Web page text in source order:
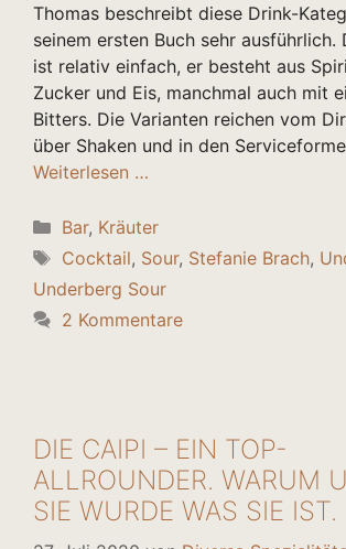
Thomas beschreibt diese Drink-
seinem ersten Buch sehr ausführlich.
ist relativ einfach, er besteht aus
Zucker und Eis, manchmal auch mit
Bitters. Die Varianten reichen vom
über Shaken und in den
Weiterlesen …
Kategorien
Bar, Kräuter
Schlagwörter
Cocktail, Sour, Stefanie Brach,
Underberg Sour
2 Kommentare
DIE CAIPI – EIN TOP-
ALLROUNDER. WARUM
SIE WURDE WAS SIE IST.